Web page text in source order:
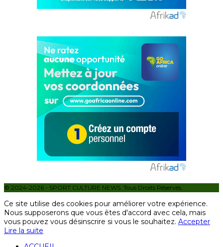
© 2024-2026 - SPORT CULTURE NEWS. Tous Droits Réservés.
Ce site utilise des cookies pour améliorer votre expérience.
Nous supposerons que vous êtes d'accord avec cela, mais
vous pouvez vous désinscrire si vous le souhaitez. Accepter
Lire la suite